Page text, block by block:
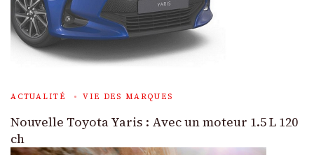
ACTUALITÉ VIE DES MARQUES
Nouvelle Toyota Yaris : Avec un moteur 1.5 L 120
ch